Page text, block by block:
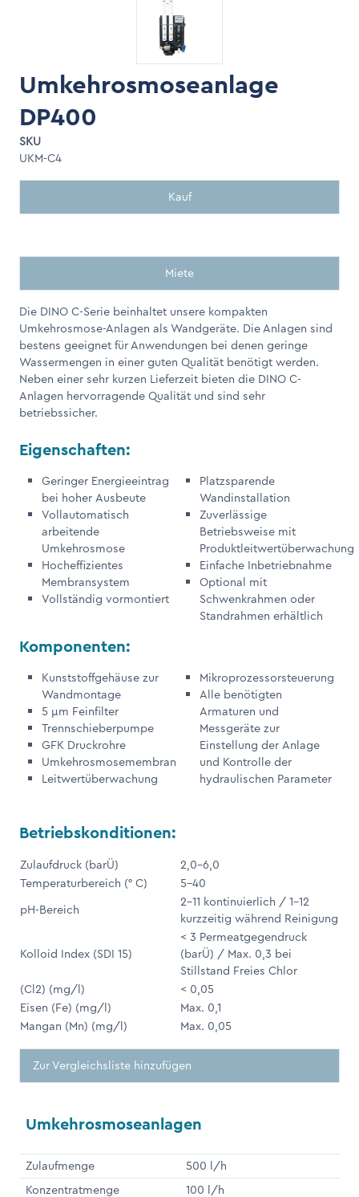
Umkehrosmoseanlage
DP400
SKU
UKM-C4
Kauf
Miete
Die DINO C-Serie beinhaltet unsere kompakten
Umkehrosmose-Anlagen als Wandgeräte. Die Anlagen sind
bestens geeignet für Anwendungen bei denen geringe
Wassermengen in einer guten Qualität benötigt werden.
Neben einer sehr kurzen Lieferzeit bieten die DINO C-
Anlagen hervorragende Qualität und sind sehr
betriebssicher.
Eigenschaften:
Geringer Energieeintrag
bei hoher Ausbeute
Vollautomatisch
arbeitende
Umkehrosmose
Hocheffizientes
Membransystem
Vollständig vormontiert
Platzsparende
Wandinstallation
Zuverlässige
Betriebsweise mit
Produktleitwertüberwachung
Einfache Inbetriebnahme
Optional mit
Schwenkrahmen oder
Standrahmen erhältlich
Komponenten:
Kunststoffgehäuse zur
Wandmontage
5 μm Feinfilter
Trennschieberpumpe
GFK Druckrohre
Umkehrosmosemembran
Leitwertüberwachung
Mikroprozessorsteuerung
Alle benötigten
Armaturen und
Messgeräte zur
Einstellung der Anlage
und Kontrolle der
hydraulischen Parameter
Betriebskonditionen:
Zulaufdruck (barÜ)
2,0-6,0
Temperaturbereich (° C)
5-40
pH-Bereich
2-11 kontinuierlich / 1-12
kurzzeitig während Reinigung
Kolloid Index (SDI 15)
< 3 Permeatgegendruck
(barÜ) / Max. 0,3 bei
Stillstand Freies Chlor
(Cl2) (mg/l)
< 0,05
Eisen (Fe) (mg/l)
Max. 0,1
Mangan (Mn) (mg/l)
Max. 0,05
Zur Vergleichsliste hinzufügen
Umkehrosmoseanlagen
Zulaufmenge
500 l/h
Konzentratmenge
100 l/h